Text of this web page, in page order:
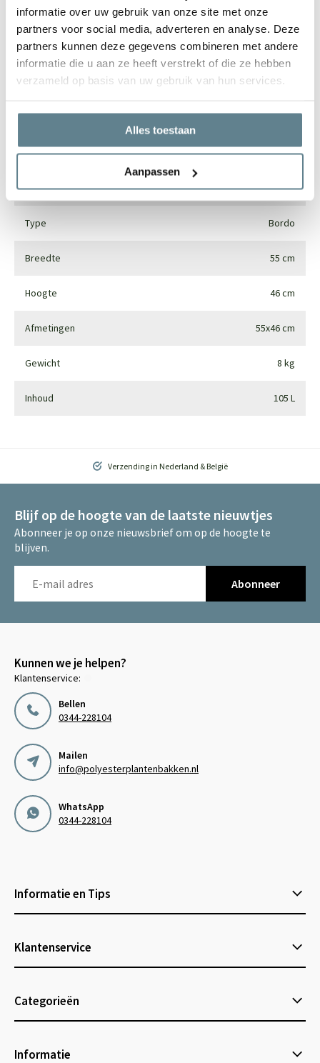
informatie over uw gebruik van onze site met onze
partners voor social media, adverteren en analyse. Deze
partners kunnen deze gegevens combineren met andere
informatie die u aan ze heeft verstrekt of die ze hebben
verzameld op basis van uw gebruik van hun services.
Alles toestaan
Aanpassen
Specificaties
Merk Luca lifestyle
Vorm Rond
Gebruik Interieur en exterieur
Materiaal Fiberglass
Type Bordo
Breedte 55 cm
Hoogte 46 cm
Afmetingen 55x46 cm
Gewicht 8 kg
Inhoud 105 L
Verzending in Nederland & België
Blijf op de hoogte van de laatste nieuwtjes
Abonneer je op onze nieuwsbrief om op de hoogte te
blijven.
Abonneer
Kunnen we je helpen?
Klantenservice:
Bellen
0344-228104
Mailen
info@polyesterplantenbakken.nl
WhatsApp
0344-228104
Informatie en Tips
Klantenservice
Categorieën
Informatie